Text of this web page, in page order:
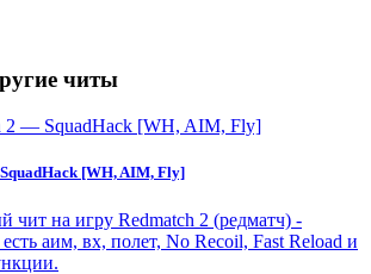
читы
[WH, AIM, Fly]
чит на игру Redmatch 2 (редматч) -
аим, вх, полет, No Recoil, Fast Reload и